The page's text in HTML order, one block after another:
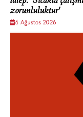
zorunluluktur'
6 Ağustos 2026